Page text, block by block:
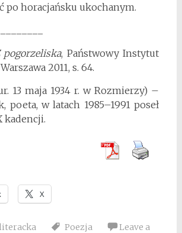
po horacjańsku ukochanym.
pogorzeliska, Państwowy Instytut
2011, s. 64.
13 maja 1934 r. w Rozmierzy) –
poeta, w latach 1985–1991 poseł
kadencji.
X
Poezja
Leave a